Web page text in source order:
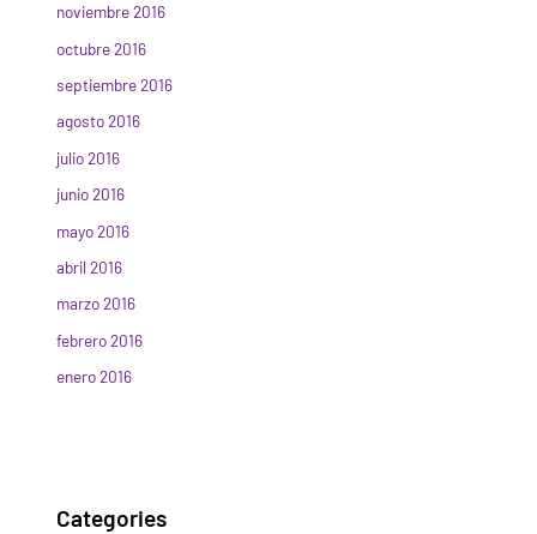
noviembre 2016
octubre 2016
septiembre 2016
agosto 2016
julio 2016
junio 2016
mayo 2016
abril 2016
marzo 2016
febrero 2016
enero 2016
Categories